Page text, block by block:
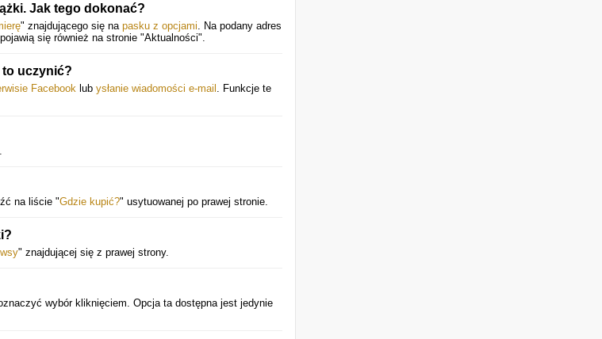
Jak tego dokonać?
" znajdującego się na pasku z opcjami. Na podany adres
się również na stronie "Aktualności".
uczynić?
Facebook lub ysłanie wiadomości e-mail . Funkcje te
.
na liście "Gdzie kupić?" usytuowanej po prawej stronie.
" znajdującej się z prawej strony.
wybór kliknięciem. Opcja ta dostępna jest jedynie